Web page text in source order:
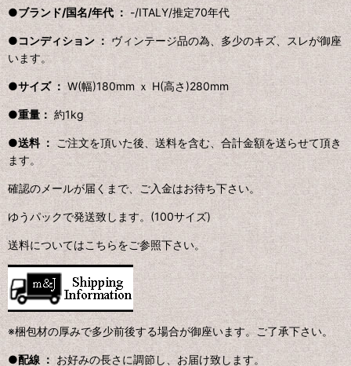
●ブランド/国名/年代 ： -/ITALY/推定70年代
●コンディション ：ヴィンテージ品の為、多少のキズ、スレが御座
います。
●サイズ ： W(幅)180mm ｘ H(高さ)280mm
●重量：約1kg
●送料 ：ご注文を頂いた後、送料を含む、合計金額を送らせて頂き
ます。
確認のメールが届くまで、ご入金はお待ち下さい。
ゆうパックで発送致します。(100サイズ)
送料についてはこちらをご参照下さい。
※梱包材の厚みで多少前後する場合が御座います。ご了承下さい。
●配線 ： お好みの長さに調節し、お届け致します。